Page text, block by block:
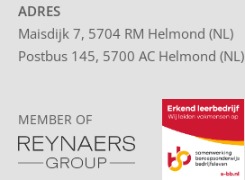
ADRES
Maisdijk 7, 5704 RM Helmond (NL)
Postbus 145, 5700 AC Helmond (NL)
MEMBER OF